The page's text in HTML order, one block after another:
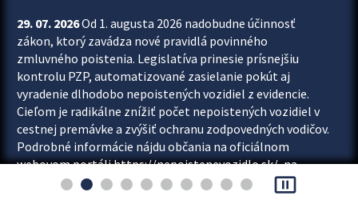
29. 07. 2026Od 1. augusta 2026 nadobudne účinnosť
zákon, ktorý zavádza nové pravidlá povinného
zmluvného poistenia. Legislatíva prinesie prísnejšiu
kontrolu PZP, automatizované zasielanie pokút aj
vyradenie dlhodobo nepoistených vozidiel z evidencie.
Cieľom je radikálne znížiť počet nepoistených vozidiel v
cestnej premávke a zvýšiť ochranu zodpovedných vodičov.
Podrobné informácie nájdu občania na oficiálnom
webovom portáli https://nepoistenevozidlo.sk/, na
ktorom od augusta pribudne aj možnosť overiť si...
pause_presentation